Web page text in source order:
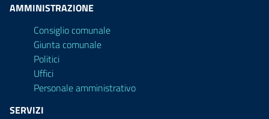
AMMINISTRAZIONE
Consiglio comunale
Giunta comunale
Politici
Uffici
Personale amministrativo
SERVIZI